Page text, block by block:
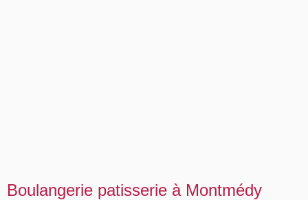
Boulangerie patisserie à Montmédy